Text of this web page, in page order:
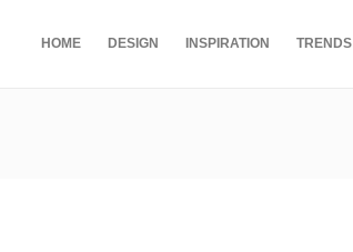
HOME DESIGN INSPIRATION TRENDS